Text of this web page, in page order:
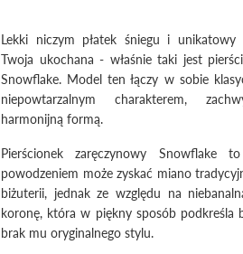
Lekki niczym płatek śniegu i unikatowy
Twoja ukochana - właśnie taki jest
Snowflake. Model ten łączy w sobie
niepowtarzalnym charakterem,
harmonijną formą.
Pierścionek zaręczynowy Snowflake
powodzeniem może zyskać miano
biżuterii, jednak ze względu na
koronę, która w piękny sposób podkreśla
brak mu oryginalnego stylu.